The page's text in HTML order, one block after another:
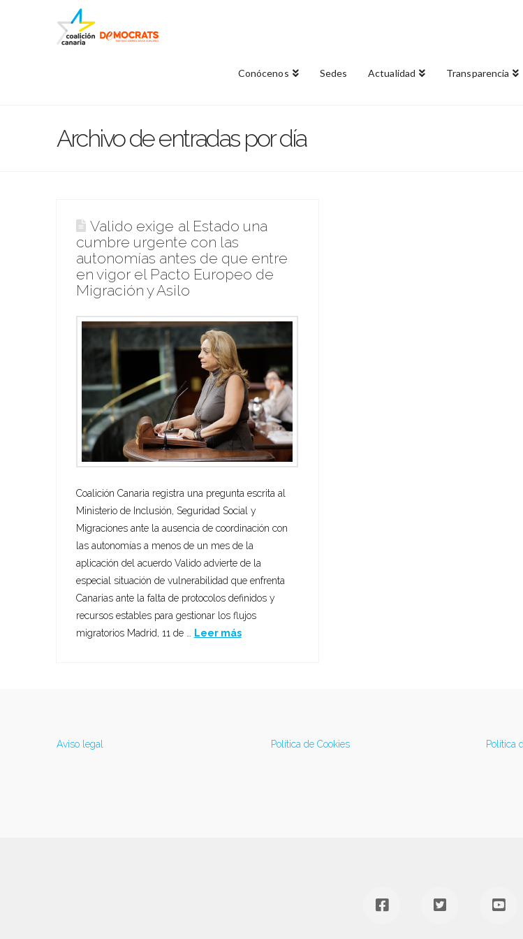
Conócenos Sedes Actualidad Transparencia
Archivo de entradas por día
Valido exige al Estado una
cumbre urgente con las
autonomías antes de que entre
en vigor el Pacto Europeo de
Migración y Asilo
Coalición Canaria registra una pregunta escrita al
Ministerio de Inclusión, Seguridad Social y
Migraciones ante la ausencia de coordinación con
las autonomías a menos de un mes de la
aplicación del acuerdo Valido advierte de la
especial situación de vulnerabilidad que enfrenta
Canarias ante la falta de protocolos definidos y
recursos estables para gestionar los flujos
migratorios Madrid, 11 de … Leer más
Aviso legal Política de Cookies Política